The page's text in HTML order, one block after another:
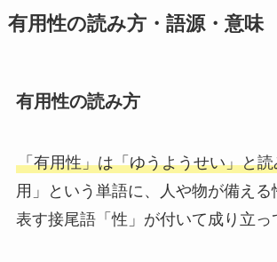
有用性の読み方・語源・意味
有用性の読み方
「有用性」は「ゆうようせい」と
用」という単語に、人や物が備える
表す接尾語「性」が付いて成り立っ